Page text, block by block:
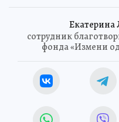
сотрудник
фонда «Измени